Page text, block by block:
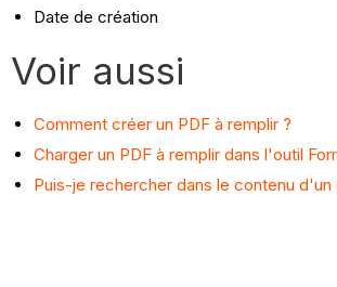
Date de création
Voir aussi
Comment créer un PDF à remplir ?
Charger un PDF à remplir dans l'outil
Puis-je rechercher dans le contenu d'un